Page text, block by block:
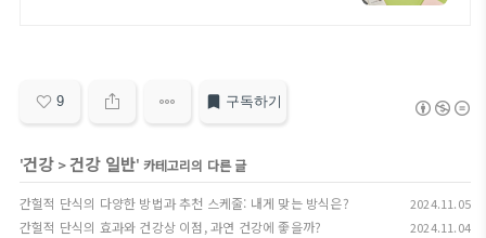
9 구독하기
'건강> 건강 일반' 카테고리의 다른 글
간헐적 단식의 다양한 방법과 추천 스케줄: 내게 맞는 방식은? 2024.11.05
간헐적 단식의 효과와 건강상 이점, 과연 건강에 좋을까? 2024.11.04